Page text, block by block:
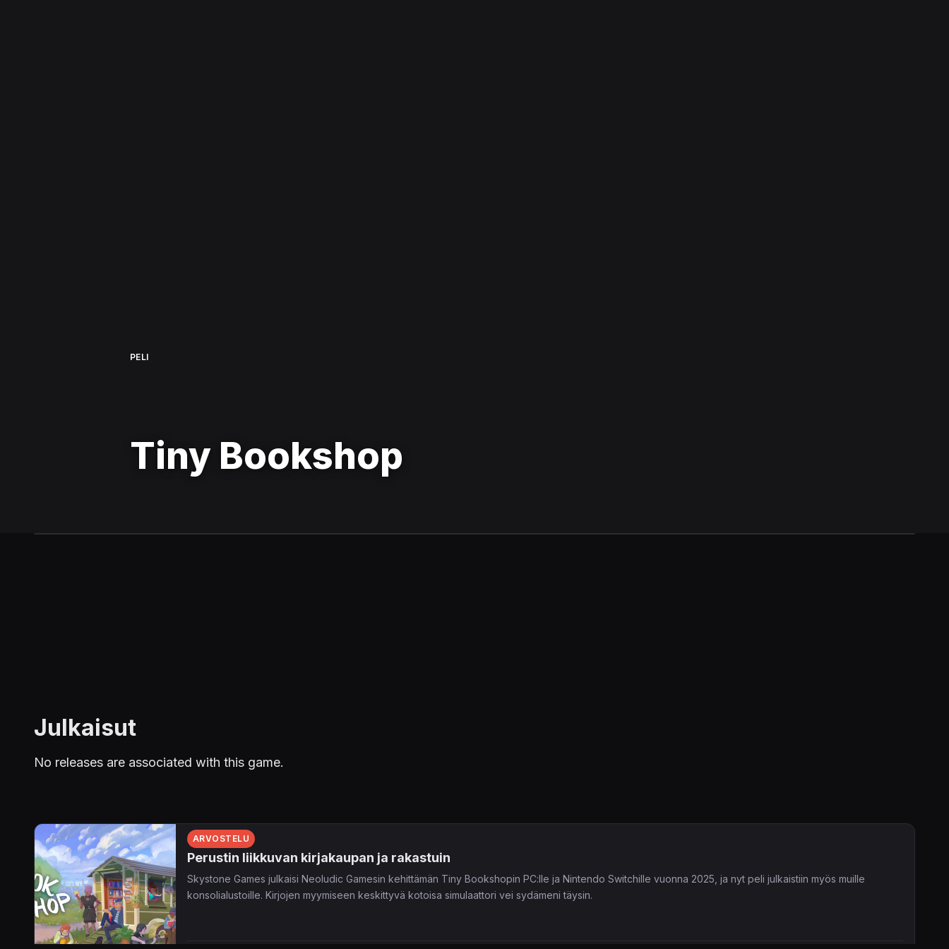
PELI
Tiny Bookshop
Julkaisut
No releases are associated with this game.
ARVOSTELU
Perustin liikkuvan kirjakaupan ja rakastuin
Skystone Games julkaisi Neoludic Gamesin kehittämän Tiny Bookshopin PC:lle ja Nintendo Switchille vuonna 2025, ja nyt peli julkaistiin myös muille
konsolialustoille. Kirjojen myymiseen keskittyvä kotoisa simulaattori vei sydämeni täysin.